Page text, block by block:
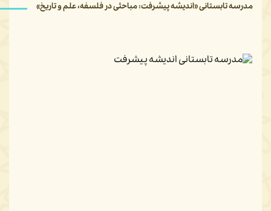
مدرسه تابستانی «اندیشه پیشرفت: مباحثی در فلسفه، علم و تاریخ»